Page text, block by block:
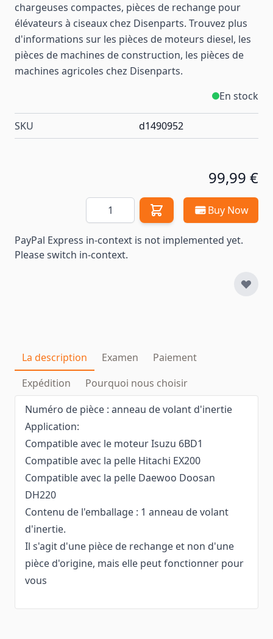
chargeuses compactes, pièces de rechange pour
élévateurs à ciseaux chez Disenparts. Trouvez plus
d'informations sur les pièces de moteurs diesel, les
pièces de machines de construction, les pièces de
machines agricoles chez Disenparts.
En stock
SKU d1490952
99,99 €
Quantité Buy Now
PayPal Express in-context is not implemented yet.
Please switch in-context.
La description Examen
Paiement
Expédition
Pourquoi nous choisir
Numéro de pièce : anneau de volant d'inertie
Application:
Compatible avec le moteur Isuzu 6BD1
Compatible avec la pelle Hitachi EX200
Compatible avec la pelle Daewoo Doosan
DH220
Contenu de l'emballage : 1 anneau de volant
d'inertie.
Il s'agit d'une pièce de rechange et non d'une
pièce d'origine, mais elle peut fonctionner pour
vous